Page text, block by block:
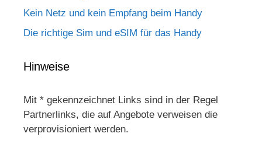
Kein Netz und kein Empfang beim Handy
Die richtige Sim und eSIM für das Handy
Hinweise
Mit * gekennzeichnet Links sind in der Regel
Partnerlinks, die auf Angebote verweisen die
verprovisioniert werden.